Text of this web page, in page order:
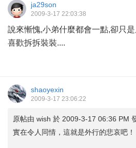
ja29son
2009-3-17 22:03:38
說來慚愧,小弟什麼都會一點,卻只
喜歡拆拆裝裝....
shaoyexin
2009-3-17 23:06:22
原帖由 wish 於 2009-3-17 06:36 PM
實在令人同情，這就是外行的悲哀吧！